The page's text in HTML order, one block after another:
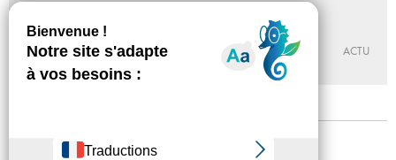
Du 09 - 10 au 19 - 12 - 2026
LA TERRASSE ESPACE D’ART DE NANTERRE
ACTU